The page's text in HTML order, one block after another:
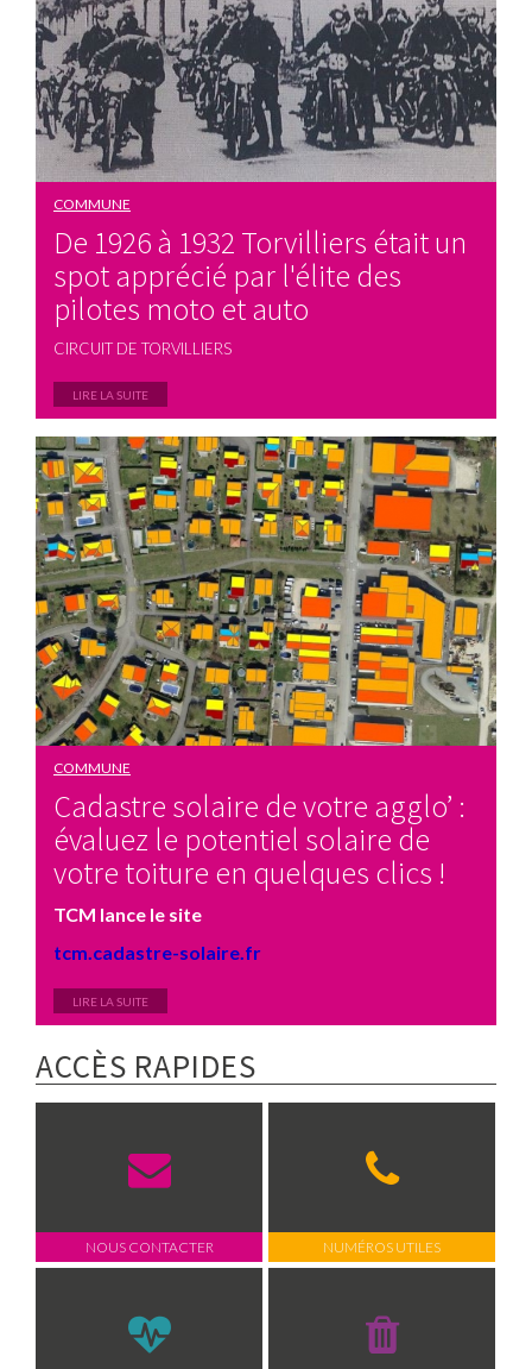
COMMUNE
De 1926 à 1932 Torvilliers était un
spot apprécié par l'élite des
pilotes moto et auto
CIRCUIT DE TORVILLIERS
LIRE LA SUITE
COMMUNE
Cadastre solaire de votre agglo’ :
évaluez le potentiel solaire de
votre toiture en quelques clics !
TCM lance le site
tcm.cadastre-solaire.fr
LIRE LA SUITE
ACCÈS RAPIDES
NOUS CONTACTER NUMÉROS UTILES